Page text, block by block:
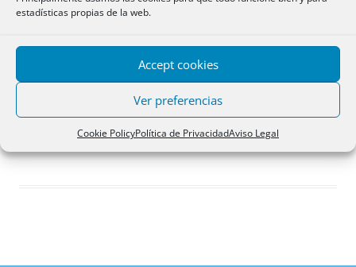
estadísticas propias de la web.
Accept cookies
Ver preferencias
Cookie PolicyPolítica de PrivacidadAviso Legal
Acceder
Registro
¿Has olvidado tu contraseña?